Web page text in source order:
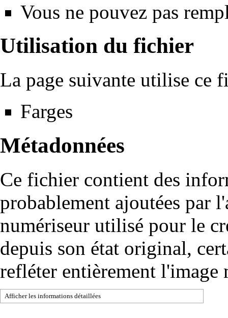
Vous ne pouvez pas
Utilisation du fichier
La page suivante utilise ce
Farges
Métadonnées
Ce fichier contient des
probablement ajoutées par
numériseur utilisé pour le
depuis son état original,
refléter entièrement l'image
Afficher les informations détaillées